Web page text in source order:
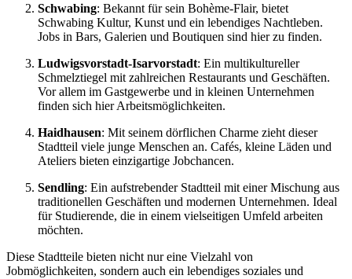
Schwabing: Bekannt für sein Bohème-Flair, bietet
Schwabing Kultur, Kunst und ein lebendiges Nachtleben.
Jobs in Bars, Galerien und Boutiquen sind hier zu finden.
Ludwigsvorstadt-Isarvorstadt: Ein multikultureller
Schmelztiegel mit zahlreichen Restaurants und Geschäften.
Vor allem im Gastgewerbe und in kleinen Unternehmen
finden sich hier Arbeitsmöglichkeiten.
Haidhausen: Mit seinem dörflichen Charme zieht dieser
Stadtteil viele junge Menschen an. Cafés, kleine Läden und
Ateliers bieten einzigartige Jobchancen.
Sendling: Ein aufstrebender Stadtteil mit einer Mischung aus
traditionellen Geschäften und modernen Unternehmen. Ideal
für Studierende, die in einem vielseitigen Umfeld arbeiten
möchten.
Diese Stadtteile bieten nicht nur eine Vielzahl von
Jobmöglichkeiten, sondern auch ein lebendiges soziales und